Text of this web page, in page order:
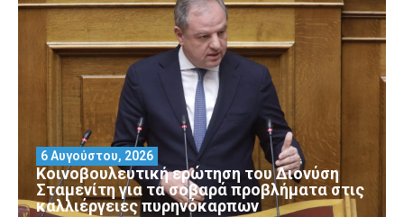
Κοινοβουλευτική ερώτηση του Διονύση
Σταμενίτη για τα σοβαρά προβλήματα στις
καλλιέργειες πυρηνόκαρπων
6 Αυγούστου, 2026